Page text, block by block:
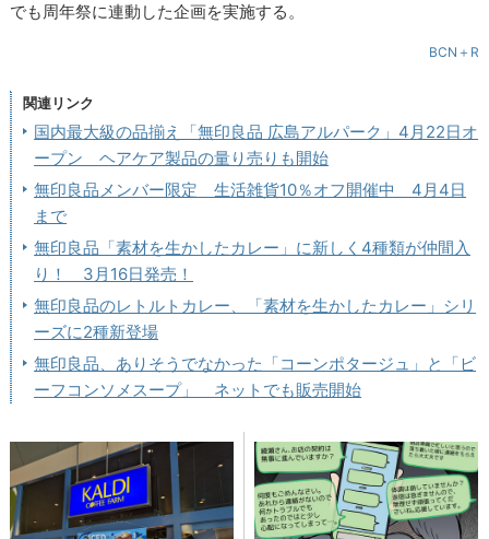
でも周年祭に連動した企画を実施する。
BCN＋R
関連リンク
国内最大級の品揃え「無印良品 広島アルパーク」4月22日オ
ープン ヘアケア製品の量り売りも開始
無印良品メンバー限定 生活雑貨10％オフ開催中 4月4日
まで
無印良品「素材を生かしたカレー」に新しく4種類が仲間入
り！ 3月16日発売！
無印良品のレトルトカレー、「素材を生かしたカレー」シリ
ーズに2種新登場
無印良品、ありそうでなかった「コーンポタージュ」と「ビ
ーフコンソメスープ」 ネットでも販売開始